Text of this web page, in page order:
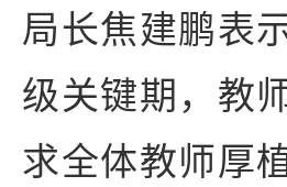
局长焦建鹏表
级关键期，教
求全体教师厚